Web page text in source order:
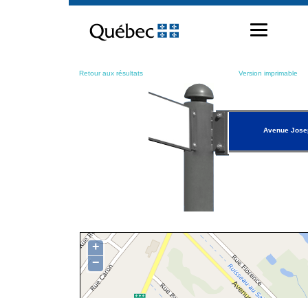
contenu
Retour aux résultats Version imprimable
Avenue
+
−